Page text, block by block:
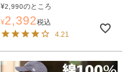
¥2,990のところ
¥2,392税込
4.21